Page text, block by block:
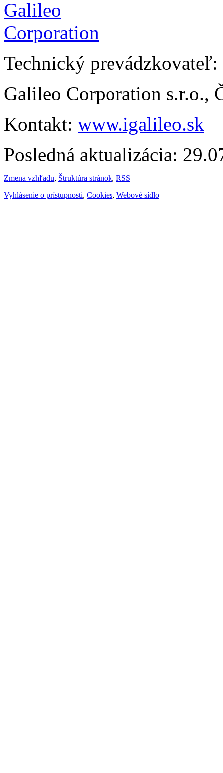
Technický prevádzkovateľ:
Galileo Corporation s.r.o.,
Kontakt: www.igalileo.sk
Posledná aktualizácia:
Zmena vzhľadu, Štruktúra stránok, RSS
Vyhlásenie o prístupnosti, Cookies, Webové sídlo